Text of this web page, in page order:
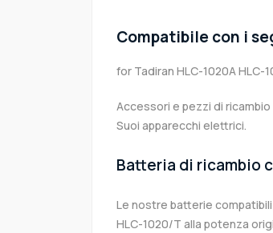
Compatibile con i
for Tadiran HLC-1020A HLC-
Accessori e pezzi di
Suoi apparecchi elettrici.
Batteria di ricambio
Le nostre batterie
HLC-1020/T alla potenza